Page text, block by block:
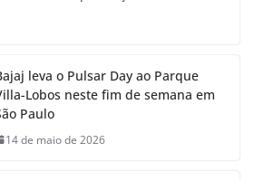
leva o Pulsar Day ao Parque
Lobos neste fim de semana em
Paulo
14 de maio de 2026